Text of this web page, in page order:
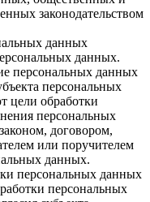
законодательством
данных
данных.
персональных данных
персональных
цели обработки
персональных
договором,
или поручителем
данных.
персональных данных
персональных